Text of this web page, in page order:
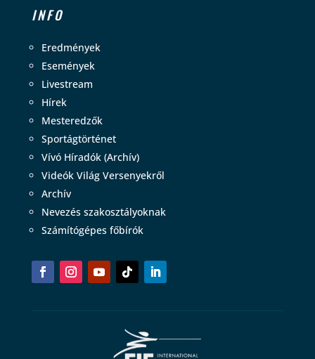
INFO
Eredmények
Események
Livestream
Hírek
Mesteredzők
Sportágtörténet
Vívó Híradók (Archív)
Videók Világ Versenyekről
Archív
Nevezés szakosztályoknak
Számítógépes főbírók